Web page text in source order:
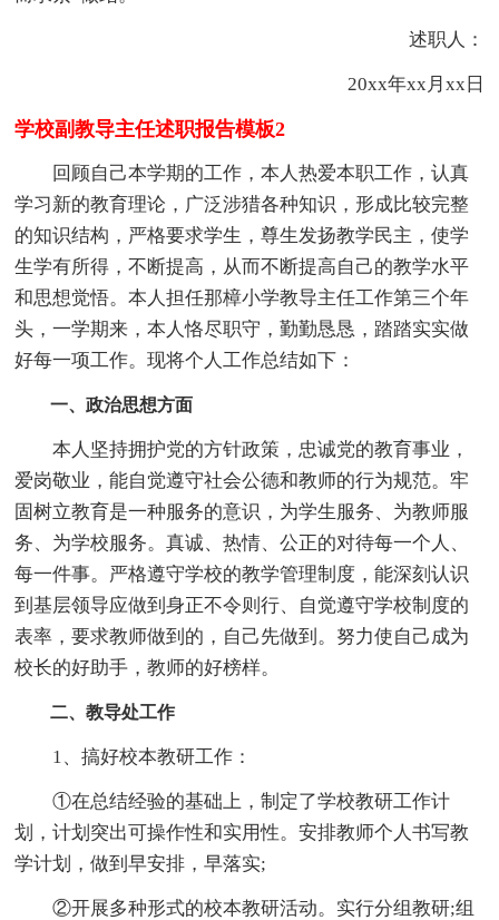
述职人：
20xx年xx月xx日
学校副教导主任述职报告模板2
回顾自己本学期的工作，本人热爱本职工作，认真
学习新的教育理论，广泛涉猎各种知识，形成比较完整
的知识结构，严格要求学生，尊生发扬教学民主，使学
生学有所得，不断提高，从而不断提高自己的教学水平
和思想觉悟。本人担任那樟小学教导主任工作第三个年
头，一学期来，本人恪尽职守，勤勤恳恳，踏踏实实做
好每一项工作。现将个人工作总结如下：
一、政治思想方面
本人坚持拥护党的方针政策，忠诚党的教育事业，
爱岗敬业，能自觉遵守社会公德和教师的行为规范。牢
固树立教育是一种服务的意识，为学生服务、为教师服
务、为学校服务。真诚、热情、公正的对待每一个人、
每一件事。严格遵守学校的教学管理制度，能深刻认识
到基层领导应做到身正不令则行、自觉遵守学校制度的
表率，要求教师做到的，自己先做到。努力使自己成为
校长的好助手，教师的好榜样。
二、教导处工作
1、搞好校本教研工作：
①在总结经验的基础上，制定了学校教研工作计
划，计划突出可操作性和实用性。安排教师个人书写教
学计划，做到早安排，早落实;
②开展多种形式的校本教研活动。实行分组教研;组